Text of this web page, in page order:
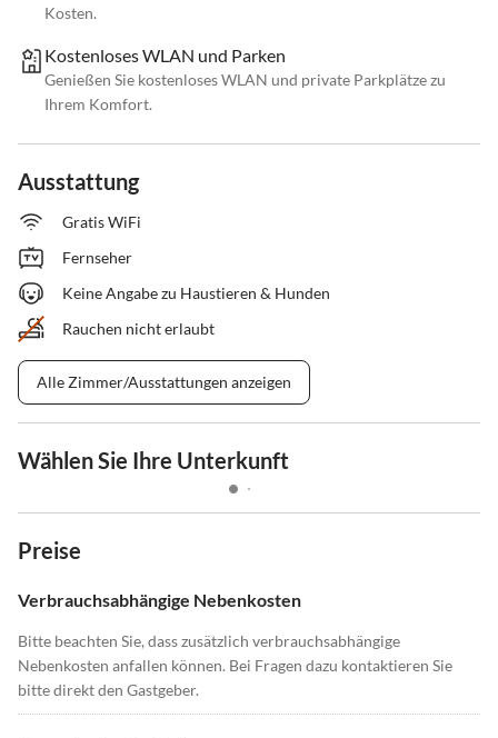
Kosten.
Kostenloses WLAN und Parken
Genießen Sie kostenloses WLAN und private Parkplätze zu
Ihrem Komfort.
Ausstattung
Gratis WiFi
Fernseher
Keine Angabe zu Haustieren & Hunden
Rauchen nicht erlaubt
Alle Zimmer/Ausstattungen anzeigen
Wählen Sie Ihre Unterkunft
Preise
Verbrauchsabhängige Nebenkosten
Bitte beachten Sie, dass zusätzlich verbrauchsabhängige
Nebenkosten anfallen können. Bei Fragen dazu kontaktieren Sie
bitte direkt den Gastgeber.